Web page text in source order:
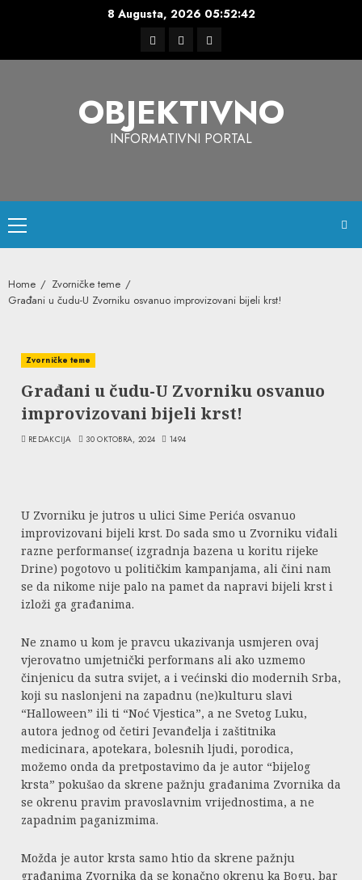
8 Augusta, 2026 05:52:43
FacebookInstagram
Twitter
OBJEKTIVNO
INFORMATIVNI PORTAL
Primary
Menu
Home
Zvorničke teme
Građani u čudu-U Zvorniku osvanuo improvizovani bijeli krst!
Zvorničke teme
Građani u čudu-U Zvorniku osvanuo
improvizovani bijeli krst!
REDAKCIJA 30 OKTOBRA, 2024 1494
U Zvorniku je jutros u ulici Sime Perića osvanuo
improvizovani bijeli krst. Do sada smo u Zvorniku viđali
razne performanse( izgradnja bazena u koritu rijeke
Drine) pogotovo u političkim kampanjama, ali čini nam
se da nikome nije palo na pamet da napravi bijeli krst i
izloži ga građanima.
Ne znamo u kom je pravcu ukazivanja usmjeren ovaj
vjerovatno umjetnički performans ali ako uzmemo
činjenicu da sutra svijet, a i većinski dio modernih Srba,
koji su naslonjeni na zapadnu (ne)kulturu slavi
“Halloween” ili ti “Noć Vjestica”, a ne Svetog Luku,
autora jednog od četiri Jevanđelja i zaštitnika
medicinara, apotekara, bolesnih ljudi, porodica,
možemo onda da pretpostavimo da je autor “bijelog
krsta” pokušao da skrene pažnju građanima Zvornika da
se okrenu pravim pravoslavnim vrijednostima, a ne
zapadnim paganizmima.
Možda je autor krsta samo htio da skrene pažnju
građanima Zvornika da se konačno okrenu ka Bogu, bar